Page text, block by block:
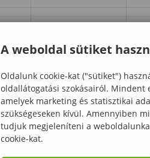
A weboldal sütiket
Oldalunk cookie-kat ("sütiket")
oldallátogatási szokásairól. Mindent
amelyek marketing és statisztikai
szükségeseken kívül. Amennyiben
tudjuk megjeleníteni a
cookie-kat.